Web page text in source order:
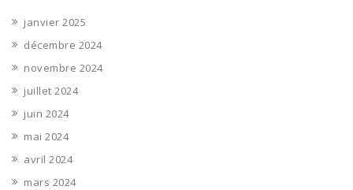
janvier 2025
décembre 2024
novembre 2024
juillet 2024
juin 2024
mai 2024
avril 2024
mars 2024